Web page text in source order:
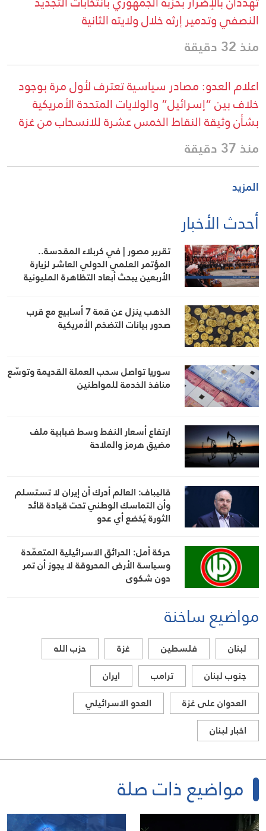
النصفي وتدمير إرثه خلال ولايته الثانية
منذ 32 دقيقة
اعلام العدو: مصادر سياسية تعترف لأول مرة بوجود
خلاف بين “إسرائيل” والولايات المتحدة الأمريكية
بشأن وثيقة النقاط الخمس عشرة للانسحاب من غزة
منذ 37 دقيقة
المزيد
أحدث الأخبار
تقرير مصور | في كربلاء المقدسة..
المؤتمر العلمي الدولي العاشر لزيارة
الأربعين يبحث أبعاد التظاهرة المليونية
الذهب ينزل عن قمة 7 أسابيع مع قرب
صدور بيانات التضخم الأمريكية
سوريا تواصل سحب العملة القديمة وتوسّع
منافذ الخدمة للمواطنين
ارتفاع أسعار النفط وسط ضبابية ملف
مضيق هرمز والملاحة
قاليباف: العالم أدرك أن إيران لا تستسلم
وأن التماسك الوطني تحت قيادة قائد
الثورة يُخضع أي عدو
حركة أمل: الحرائق الاسرائيلية المتعمّدة
وسياسة الأرض المحروقة لا يجوز أن تمر
دون شكوى
مواضيع ساخنة
لبنان فلسطين غزة
حزب الله
جنوب لبنان
ترامب
ايران
العدوان على غزة
العدو الاسرائيلي
اخبار لبنان
مواضيع ذات صلة